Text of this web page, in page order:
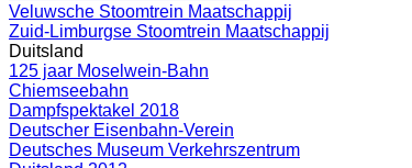
Veluwsche Stoomtrein Maatschappij
Zuid-Limburgse Stoomtrein Maatschappij
Duitsland
125 jaar Moselwein-Bahn
Chiemseebahn
Dampfspektakel 2018
Deutscher Eisenbahn-Verein
Deutsches Museum Verkehrszentrum